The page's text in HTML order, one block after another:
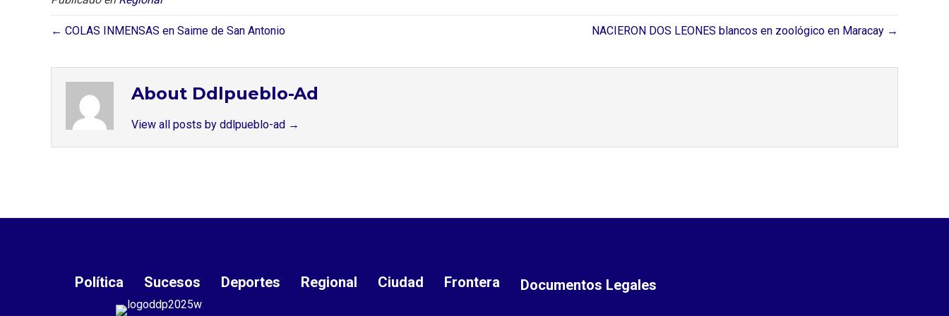
← COLAS INMENSAS en Saime de San Antonio NACIERON DOS LEONES blancos en zoológico en Maracay →
About Ddlpueblo-Ad
View all posts by ddlpueblo-ad →
Política Sucesos Deportes Regional Ciudad Frontera Documentos Legales